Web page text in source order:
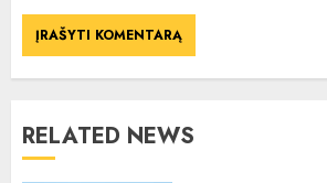
RELATED NEWS